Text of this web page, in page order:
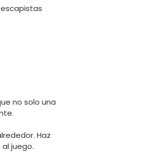
no solo una
Haz
juego.